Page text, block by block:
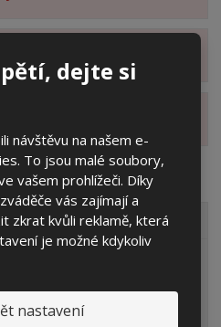
dejte si
návštěvu na našem e-
To jsou malé soubory,
vašem prohlížeči. Díky
vás zajímají a
zkrat kvůli reklamě, která
je možné kdykoliv
nastavení